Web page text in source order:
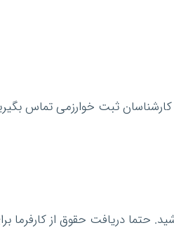
کارشناسان ثبت خوارزمی تماس
حتما دریافت حقوق از کارفرما